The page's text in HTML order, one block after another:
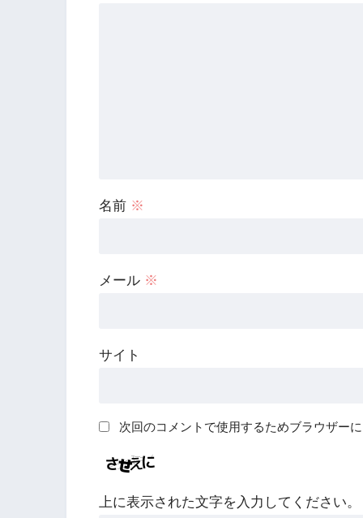
名前 ※
メール ※
サイト
次回のコメントで使用するためブラウザー
上に表示された文字を入力してください。